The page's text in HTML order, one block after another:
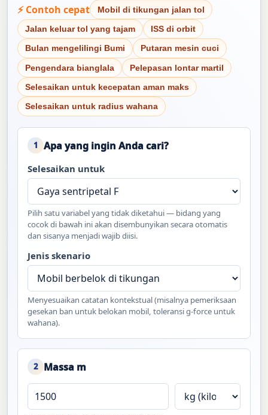
⚡ Contoh cepat Mobil di tikungan jalan tol
Jalan keluar tol yang tajam ISS di orbit
Bulan mengelilingi Bumi Putaran mesin cuci
Pengendara bianglala Pelepasan lontar martil
Selesaikan untuk kecepatan aman maks
Selesaikan untuk radius wahana
1 Apa yang ingin Anda cari?
Selesaikan untuk
Pilih satu variabel yang tidak diketahui — bidang yang
cocok di bawah ini akan disembunyikan secara otomatis
dan sisanya menjadi wajib diisi.
Jenis skenario
Menyesuaikan catatan kontekstual (misalnya pemeriksaan
gesekan ban untuk belokan mobil, toleransi g-force untuk
wahana).
2 Massa m